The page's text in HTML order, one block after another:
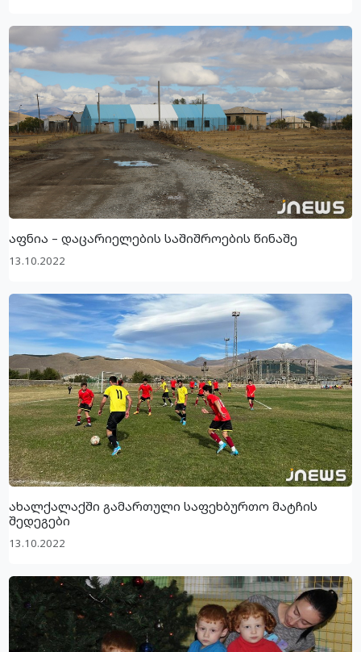
აფნია – დაცარიელების საშიშროების წინაშე
13.10.2022
ახალქალაქში გამართული საფეხბურთო მატჩის
შედეგები
13.10.2022